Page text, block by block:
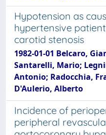
Hypotension as
hypertensive
carotid stenosis
1982-01-01 Belcaro,
Santarelli, Mario;
Antonio; Radocchia,
D'Aulerio, Alberto
Incidence of
peripheral